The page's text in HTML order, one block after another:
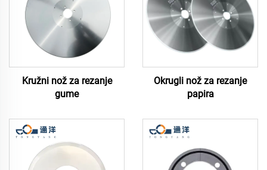
Kružni nož za rezanje
gume
Okrugli nož za rezanje
papira